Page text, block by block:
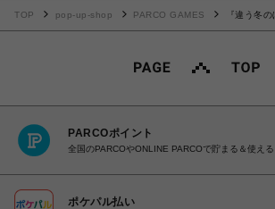
TOP pop-up-shop PARCO GAMES
『違う冬
PARCOポイント
全国のPARCOやONLINE PARCOで貯まる＆使える
ポケパル払い